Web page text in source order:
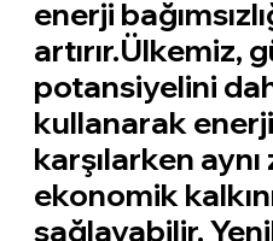
enerji
artırır.Ülkemiz,
potansiyelini
kullanarak enerji
karşılarken
ekonomik
sağlayabilir.